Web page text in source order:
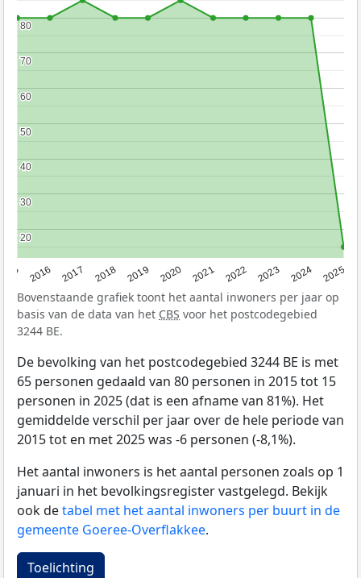
2016 2017 2018 2019 2020 2021 2022 2023 2024 2025
20
20
30
30
40
40
50
50
60
60
70
70
80
80
Bovenstaande grafiek toont het aantal inwoners per jaar op
basis van de data van het CBS voor het postcodegebied
3244 BE.
De bevolking van het postcodegebied 3244 BE is met
65 personen gedaald van 80 personen in 2015 tot 15
personen in 2025 (dat is een afname van 81%). Het
gemiddelde verschil per jaar over de hele periode van
2015 tot en met 2025 was -6 personen (-8,1%).
Het aantal inwoners is het aantal personen zoals op 1
januari in het bevolkingsregister vastgelegd. Bekijk
ook detabel met het aantal inwoners per buurt in de
gemeente Goeree-Overflakkee.
Toelichting